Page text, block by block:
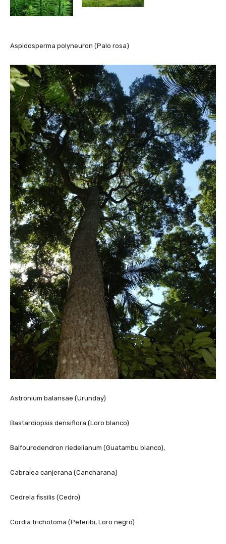
Aspidosperma polyneuron (Palo rosa)
Astronium balansae (Urunday)
Bastardiopsis densiflora (Loro blanco)
Balfourodendron riedelianum (Guatambu blanco),
Cabralea canjerana (Cancharana)
Cedrela fissilis (Cedro)
Cordia trichotoma (Peteribi, Loro negro)